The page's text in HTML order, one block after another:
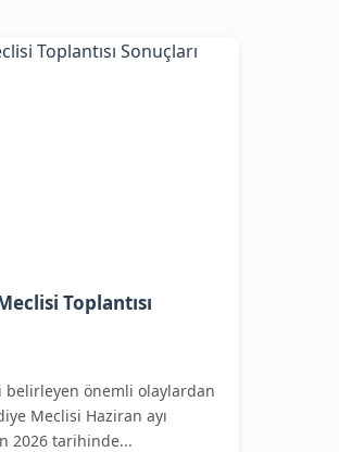
Toplantısı
önemli olaylardan
Meclisi Haziran ayı
2026 tarihinde...